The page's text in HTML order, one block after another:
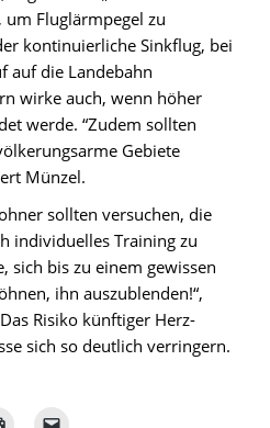
um Fluglärmpegel zu
kontinuierliche Sinkflug, bei
auf die Landebahn
wirke auch, wenn höher
werde. “Zudem sollten
Gebiete
Münzel.
sollten versuchen, die
individuelles Training zu
sich bis zu einem gewissen
ihn auszublenden!“,
Risiko künftiger Herz-
sich so deutlich verringern.